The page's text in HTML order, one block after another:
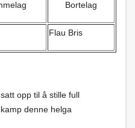
Bortelag
Flau Bris
opp til å stille full
denne helga